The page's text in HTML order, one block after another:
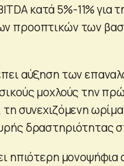
κατά 5%-11% για
προοπτικών των
αύξηση των
μοχλούς την
συνεχιζόμενη
δραστηριότητας
ηπιότερη